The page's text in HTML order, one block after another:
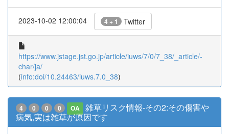
2023-10-02 12:00:04 4 + 1 Twitter
https://www.jstage.jst.go.jp/article/iuws/7/0/7_38/_article/-
char/ja/
(info:doi/10.24463/iuws.7.0_38)
4 0 0 0 OA
雑草リスク情報-その2:その傷害や
病気,実は雑草が原因です